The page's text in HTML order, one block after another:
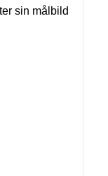
sin målbild